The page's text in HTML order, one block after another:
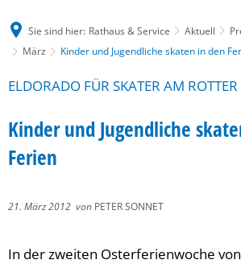
Sie sind hier: Rathaus & Service Aktuell
März
Kinder und Jugendliche skaten in den
ELDORADO FÜR SKATER AM ROTTER
Kinder und Jugendliche
Ferien
21. März 2012 von PETER SONNET
In der zweiten Osterferienwoche